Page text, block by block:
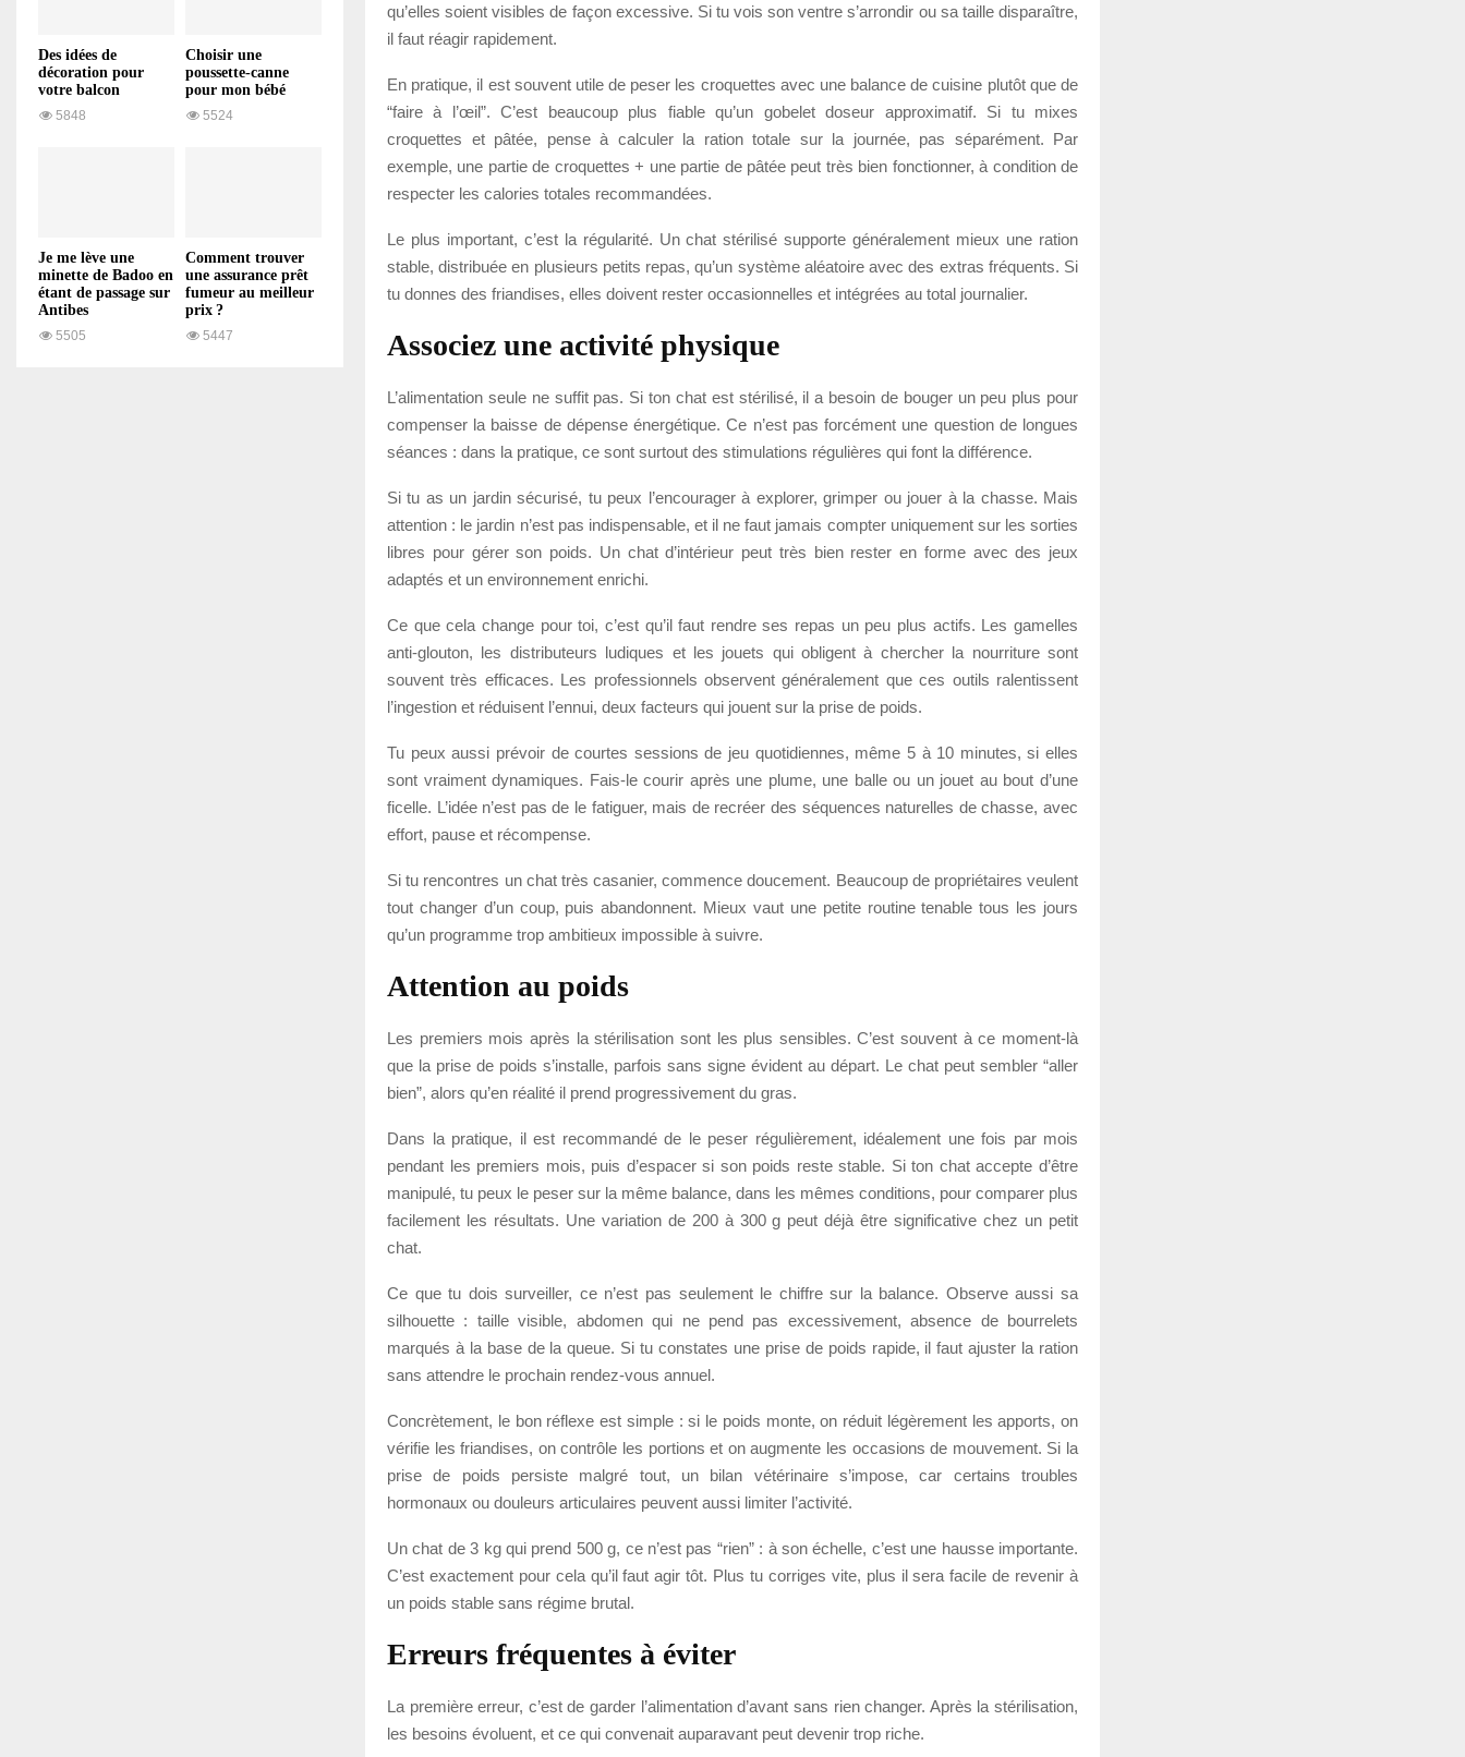
qu’elles soient visibles de façon excessive. Si tu vois son ventre s’arrondir ou sa taille disparaître,
il faut réagir rapidement.
En pratique, il est souvent utile de peser les croquettes avec une balance de cuisine plutôt que de
“faire à l’œil”. C’est beaucoup plus fiable qu’un gobelet doseur approximatif. Si tu mixes
croquettes et pâtée, pense à calculer la ration totale sur la journée, pas séparément. Par
exemple, une partie de croquettes + une partie de pâtée peut très bien fonctionner, à condition de
respecter les calories totales recommandées.
Le plus important, c’est la régularité. Un chat stérilisé supporte généralement mieux une ration
stable, distribuée en plusieurs petits repas, qu’un système aléatoire avec des extras fréquents. Si
tu donnes des friandises, elles doivent rester occasionnelles et intégrées au total journalier.
Associez une activité physique
L’alimentation seule ne suffit pas. Si ton chat est stérilisé, il a besoin de bouger un peu plus pour
compenser la baisse de dépense énergétique. Ce n’est pas forcément une question de longues
séances : dans la pratique, ce sont surtout des stimulations régulières qui font la différence.
Si tu as un jardin sécurisé, tu peux l’encourager à explorer, grimper ou jouer à la chasse. Mais
attention : le jardin n’est pas indispensable, et il ne faut jamais compter uniquement sur les sorties
libres pour gérer son poids. Un chat d’intérieur peut très bien rester en forme avec des jeux
adaptés et un environnement enrichi.
Ce que cela change pour toi, c’est qu’il faut rendre ses repas un peu plus actifs. Les gamelles
anti-glouton, les distributeurs ludiques et les jouets qui obligent à chercher la nourriture sont
souvent très efficaces. Les professionnels observent généralement que ces outils ralentissent
l’ingestion et réduisent l’ennui, deux facteurs qui jouent sur la prise de poids.
Tu peux aussi prévoir de courtes sessions de jeu quotidiennes, même 5 à 10 minutes, si elles
sont vraiment dynamiques. Fais-le courir après une plume, une balle ou un jouet au bout d’une
ficelle. L’idée n’est pas de le fatiguer, mais de recréer des séquences naturelles de chasse, avec
effort, pause et récompense.
Si tu rencontres un chat très casanier, commence doucement. Beaucoup de propriétaires veulent
tout changer d’un coup, puis abandonnent. Mieux vaut une petite routine tenable tous les jours
qu’un programme trop ambitieux impossible à suivre.
Attention au poids
Les premiers mois après la stérilisation sont les plus sensibles. C’est souvent à ce moment-là
que la prise de poids s’installe, parfois sans signe évident au départ. Le chat peut sembler “aller
bien”, alors qu’en réalité il prend progressivement du gras.
Dans la pratique, il est recommandé de le peser régulièrement, idéalement une fois par mois
pendant les premiers mois, puis d’espacer si son poids reste stable. Si ton chat accepte d’être
manipulé, tu peux le peser sur la même balance, dans les mêmes conditions, pour comparer plus
facilement les résultats. Une variation de 200 à 300 g peut déjà être significative chez un petit
chat.
Ce que tu dois surveiller, ce n’est pas seulement le chiffre sur la balance. Observe aussi sa
silhouette : taille visible, abdomen qui ne pend pas excessivement, absence de bourrelets
marqués à la base de la queue. Si tu constates une prise de poids rapide, il faut ajuster la ration
sans attendre le prochain rendez-vous annuel.
Concrètement, le bon réflexe est simple : si le poids monte, on réduit légèrement les apports, on
vérifie les friandises, on contrôle les portions et on augmente les occasions de mouvement. Si la
prise de poids persiste malgré tout, un bilan vétérinaire s’impose, car certains troubles
hormonaux ou douleurs articulaires peuvent aussi limiter l’activité.
Un chat de 3 kg qui prend 500 g, ce n’est pas “rien” : à son échelle, c’est une hausse importante.
C’est exactement pour cela qu’il faut agir tôt. Plus tu corriges vite, plus il sera facile de revenir à
un poids stable sans régime brutal.
Erreurs fréquentes à éviter
La première erreur, c’est de garder l’alimentation d’avant sans rien changer. Après la stérilisation,
les besoins évoluent, et ce qui convenait auparavant peut devenir trop riche.
Des idées de
décoration pour
votre balcon
5848
Choisir une
poussette-canne
pour mon bébé
5524
Je me lève une
minette de Badoo en
étant de passage sur
Antibes
5505
Comment trouver
une assurance prêt
fumeur au meilleur
prix ?
5447